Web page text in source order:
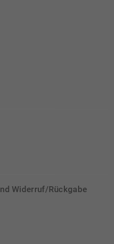
Widerruf/Rückgabe